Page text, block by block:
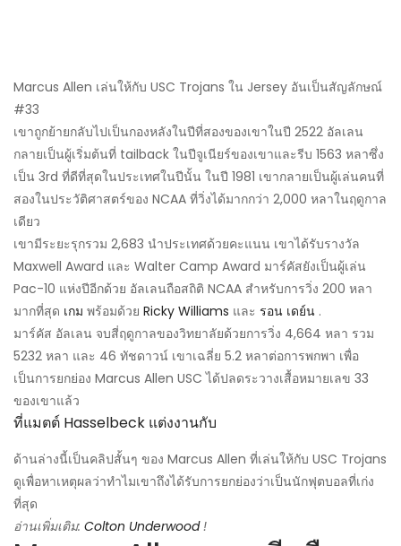
Marcus Allen เล่นให้กับ USC Trojans ใน Jersey อันเป็นสัญลักษณ์
#33
เขาถูกย้ายกลับไปเป็นกองหลังในปีที่สองของเขาในปี 2522 อัลเลน
กลายเป็นผู้เริ่มต้นที่ tailback ในปีจูเนียร์ของเขาและรีบ 1563 หลาซึ่ง
เป็น 3rd ที่ดีที่สุดในประเทศในปีนั้น ในปี 1981 เขากลายเป็นผู้เล่นคนที่
สองในประวัติศาสตร์ของ NCAA ที่วิ่งได้มากกว่า 2,000 หลาในฤดูกาล
เดียว
เขามีระยะรุกรวม 2,683 นำประเทศด้วยคะแนน เขาได้รับรางวัล
Maxwell Award และ Walter Camp Award มาร์คัสยังเป็นผู้เล่น
Pac-10 แห่งปีอีกด้วย อัลเลนถือสถิติ NCAA สำหรับการวิ่ง 200 หลา
มากที่สุด เกม พร้อมด้วย Ricky Williams และ รอน เดย์น .
มาร์คัส อัลเลน จบสี่ฤดูกาลของวิทยาลัยด้วยการวิ่ง 4,664 หลา รวม
5232 หลา และ 46 ทัชดาวน์ เขาเฉลี่ย 5.2 หลาต่อการพกพา เพื่อ
เป็นการยกย่อง Marcus Allen USC ได้ปลดระวางเสื้อหมายเลข 33
ของเขาแล้ว
ที่แมตต์ Hasselbeck แต่งงานกับ
ด้านล่างนี้เป็นคลิปสั้นๆ ของ Marcus Allen ที่เล่นให้กับ USC Trojans
ดูเพื่อหาเหตุผลว่าทำไมเขาถึงได้รับการยกย่องว่าเป็นนักฟุตบอลที่เก่ง
ที่สุด
อ่านเพิ่มเติม: Colton Underwood!